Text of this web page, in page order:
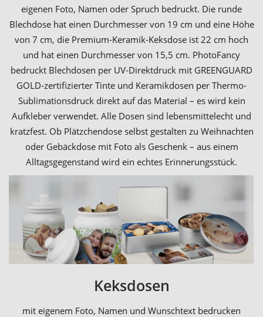
eigenen Foto, Namen oder Spruch bedruckt. Die runde
Blechdose hat einen Durchmesser von 19 cm und eine Höhe
von 7 cm, die Premium-Keramik-Keksdose ist 22 cm hoch
und hat einen Durchmesser von 15,5 cm. PhotoFancy
bedruckt Blechdosen per UV-Direktdruck mit GREENGUARD
GOLD-zertifizierter Tinte und Keramikdosen per Thermo-
Sublimationsdruck direkt auf das Material – es wird kein
Aufkleber verwendet. Alle Dosen sind lebensmittelecht und
kratzfest. Ob Plätzchendose selbst gestalten zu Weihnachten
oder Gebäckdose mit Foto als Geschenk – aus einem
Alltagsgegenstand wird ein echtes Erinnerungsstück.
Keksdosen
mit eigenem Foto, Namen und Wunschtext bedrucken